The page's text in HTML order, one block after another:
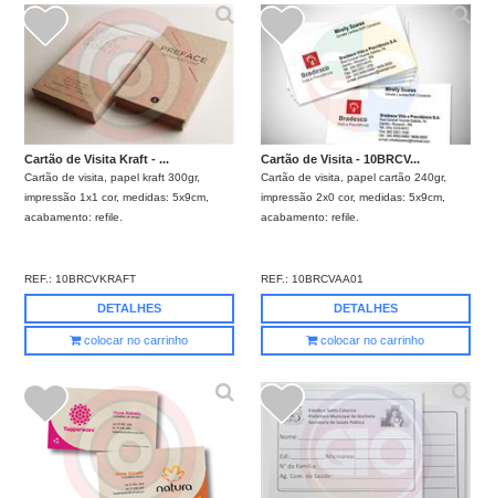
Cartão de Visita Kraft - ...
Cartão de visita, papel kraft 300gr,
impressão 1x1 cor, medidas: 5x9cm,
acabamento: refile.
REF.: 10BRCVKRAFT
DETALHES
colocar no carrinho
Cartão de Visita - 10BRCV...
Cartão de visita, papel cartão 240gr,
impressão 2x0 cor, medidas: 5x9cm,
acabamento: refile.
REF.: 10BRCVAA01
DETALHES
colocar no carrinho